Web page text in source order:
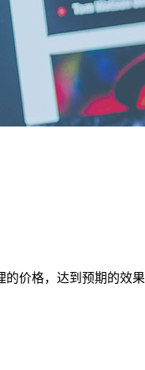
的价格，达到预期的效果